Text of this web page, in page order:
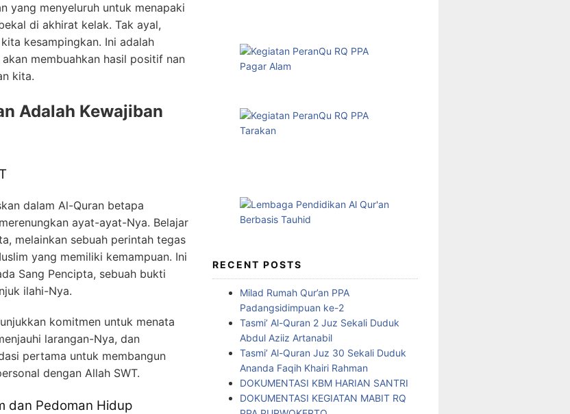
yang menyeluruh untuk menapaki
di akhirat kelak. Tak ayal,
kesampingkan. Ini adalah
membuahkan hasil positif nan
kita.
Adalah Kewajiban
dalam Al-Quran betapa
ayat-ayat-Nya. Belajar
melainkan sebuah perintah tegas
yang memiliki kemampuan. Ini
Sang Pencipta, sebuah bukti
ilahi-Nya.
komitmen untuk menata
larangan-Nya, dan
pertama untuk membangun
dengan Allah SWT.
dan Pedoman Hidup
RECENT POSTS
Milad Rumah Qur’an PPA
Padangsidimpuan ke-2
Tasmi’ Al-Quran 2 Juz Sekali Duduk
Abdul Aziiz Artanabil
Tasmi’ Al-Quran Juz 30 Sekali Duduk
Ananda Faqih Khairi Rahman
DOKUMENTASI KBM HARIAN SANTRI
DOKUMENTASI KEGIATAN MABIT RQ